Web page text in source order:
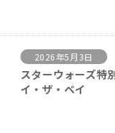
2026年5月3日
スターウォーズ特
イ・ザ・ベイ